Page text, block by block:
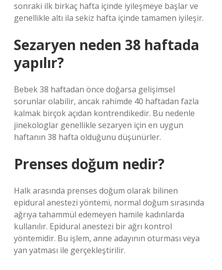
sonraki ilk birkaç hafta içinde iyileşmeye başlar ve
genellikle altı ila sekiz hafta içinde tamamen iyileşir.
Sezaryen neden 38 haftada
yapılır?
Bebek 38 haftadan önce doğarsa gelişimsel
sorunlar olabilir, ancak rahimde 40 haftadan fazla
kalmak birçok açıdan kontrendikedir. Bu nedenle
jinekologlar genellikle sezaryen için en uygun
haftanın 38 hafta olduğunu düşünürler.
Prenses doğum nedir?
Halk arasında prenses doğum olarak bilinen
epidural anestezi yöntemi, normal doğum sırasında
ağrıya tahammül edemeyen hamile kadınlarda
kullanılır. Epidural anestezi bir ağrı kontrol
yöntemidir. Bu işlem, anne adayının oturması veya
yan yatması ile gerçekleştirilir.